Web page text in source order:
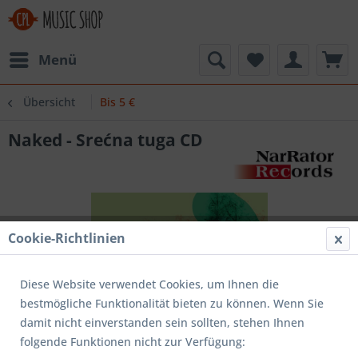
Menü
Übersicht Bis 5 €
Naked - Srećna tuga CD
Cookie-Richtlinien
Diese Website verwendet Cookies, um Ihnen die
bestmögliche Funktionalität bieten zu können. Wenn Sie
damit nicht einverstanden sein sollten, stehen Ihnen
folgende Funktionen nicht zur Verfügung: